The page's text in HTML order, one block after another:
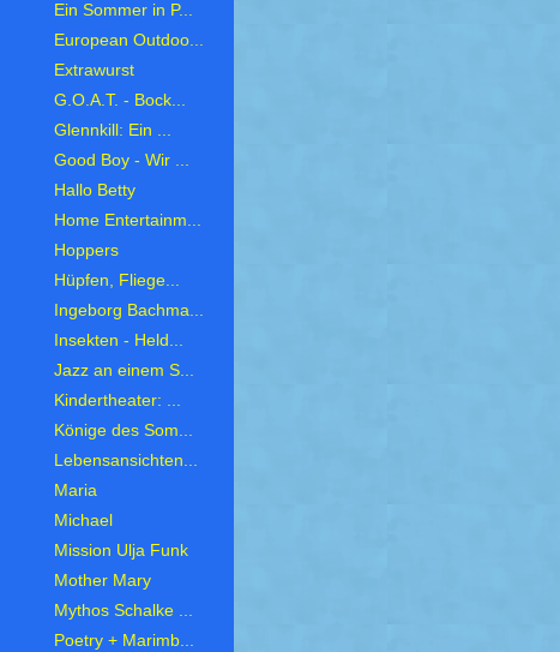
Ein Sommer in P...
European Outdoo...
Extrawurst
G.O.A.T. - Bock...
Glennkill: Ein ...
Good Boy - Wir ...
Hallo Betty
Home Entertainm...
Hoppers
Hüpfen, Fliege...
Ingeborg Bachma...
Insekten - Held...
Jazz an einem S...
Kindertheater: ...
Könige des Som...
Lebensansichten...
Maria
Michael
Mission Ulja Funk
Mother Mary
Mythos Schalke ...
Poetry + Marimb...